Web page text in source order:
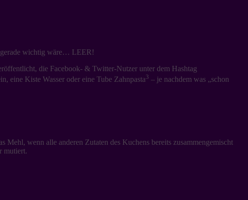
gerade wichtig wäre… LEER!
die Facebook- & Twitter-Nutzer unter dem Hashtag
eine Kiste Wasser oder eine Tube Zahnpasta3 – je nachdem was „schon
wenn alle anderen Zutaten des Kuchens bereits zusammengemischt
mutiert.